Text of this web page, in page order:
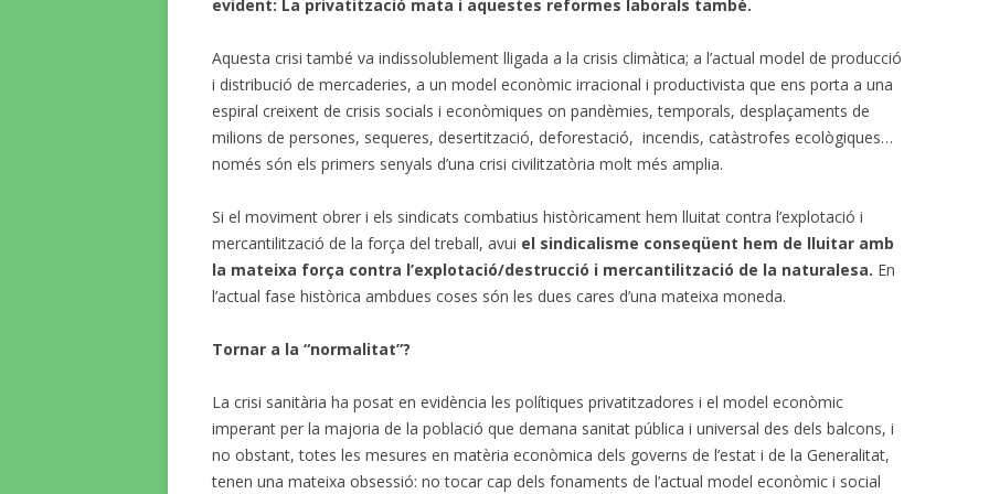
evident: La privatització mata i aquestes reformes laborals també.
Aquesta crisi també va indissolublement lligada a la crisis climàtica; a l’actual model de producció
i distribució de mercaderies, a un model econòmic irracional i productivista que ens porta a una
espiral creixent de crisis socials i econòmiques on pandèmies, temporals, desplaçaments de
milions de persones, sequeres, desertització, deforestació, incendis, catàstrofes ecològiques…
només són els primers senyals d’una crisi civilitzatòria molt més amplia.
Si el moviment obrer i els sindicats combatius històricament hem lluitat contra l’explotació i
mercantilització de la força del treball, avui el sindicalisme conseqüent hem de lluitar amb
la mateixa força contra l’explotació/destrucció i mercantilització de la naturalesa. En
l’actual fase històrica ambdues coses són les dues cares d’una mateixa moneda.
Tornar a la “normalitat”?
La crisi sanitària ha posat en evidència les polítiques privatitzadores i el model econòmic
imperant per la majoria de la població que demana sanitat pública i universal des dels balcons, i
no obstant, totes les mesures en matèria econòmica dels governs de l’estat i de la Generalitat,
tenen una mateixa obsessió: no tocar cap dels fonaments de l’actual model econòmic i social